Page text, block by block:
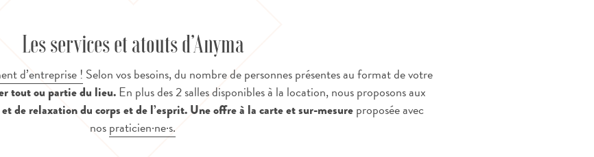
Les services et atouts d’Anyma
d’entreprise ! Selon vos besoins, du nombre de personnes présentes au format de votre
tout ou partie du lieu.En plus des 2 salles disponibles à la location, nous proposons aux
de relaxation du corps et de l’esprit. Une offre à la carte et sur-mesureproposée avec
nospraticien·ne·s.